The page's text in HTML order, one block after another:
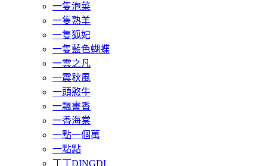
一隻泡菜
一隻熟羊
一隻狐妃
一隻藍色蝴蝶
一雲之凡
一震秋風
一頭憨牛
一飄書香
一香海棠
一點一個萬
一點點
丁丁DINGDI